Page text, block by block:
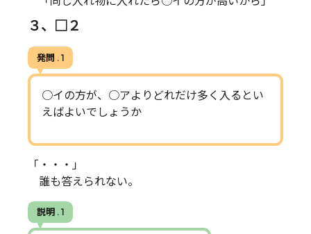
３、□２
発問 . 1
○イの方が、○アよりどれだけ多く入るとい
えばよいでしょうか
「・・・」
誰も答えられない。
説明 . 1